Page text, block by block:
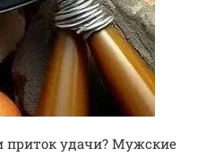
удачи? Мужские